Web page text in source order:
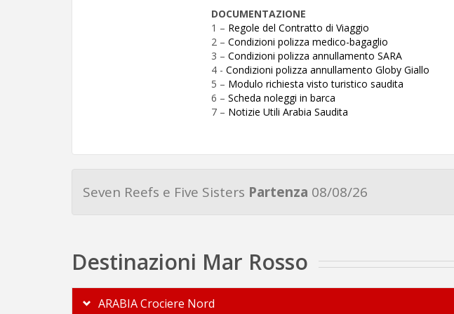
DOCUMENTAZIONE
1 – Regole del Contratto di Viaggio
2 – Condizioni polizza medico-bagaglio
3 – Condizioni polizza annullamento SARA
4 - Condizioni polizza annullamento Globy Giallo
5 – Modulo richiesta visto turistico saudita
6 – Scheda noleggi in barca
7 – Notizie Utili Arabia Saudita
Seven Reefs e Five Sisters Partenza 08/08/26
Destinazioni Mar Rosso
ARABIA Crociere Nord